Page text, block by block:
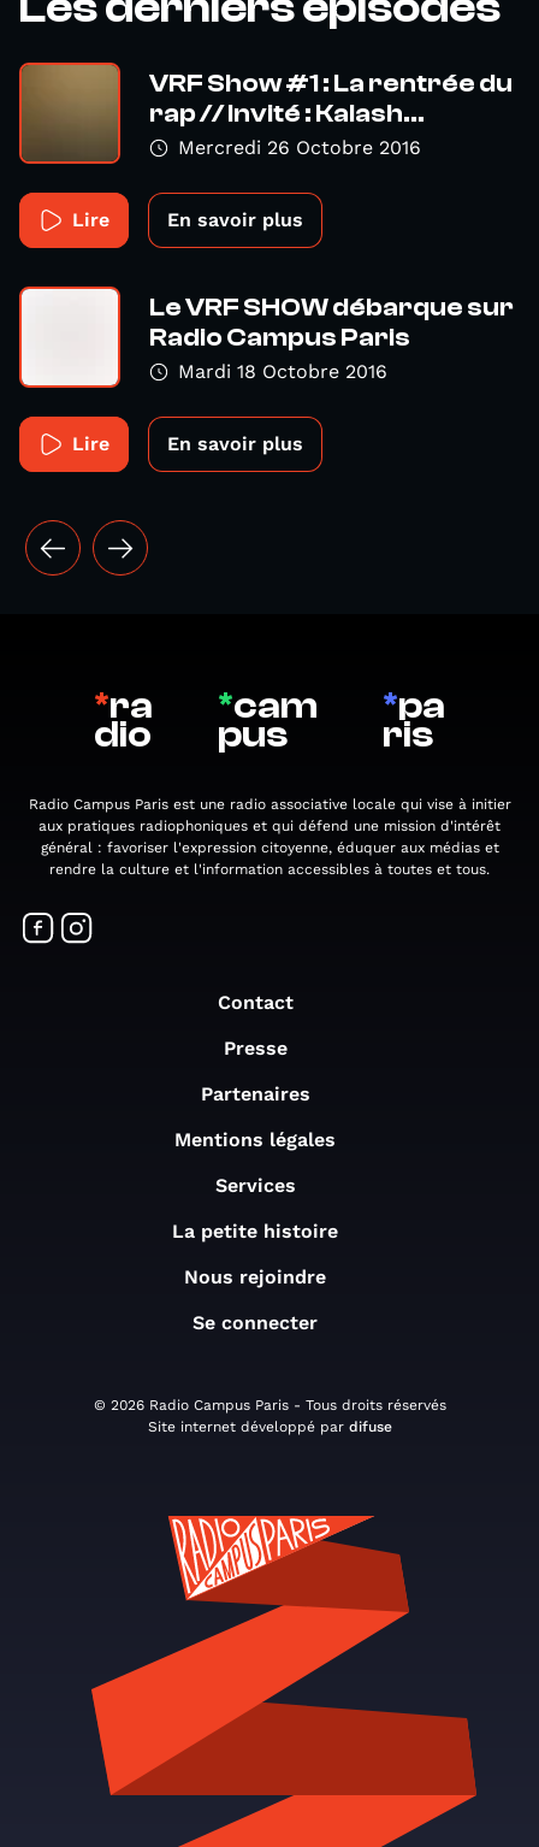
VRF Show #1 : La rentrée du
rap // Invité : Kalash...
Mercredi 26 Octobre 2016
Lire En savoir plus
Le VRF SHOW débarque sur
Radio Campus Paris
Mardi 18 Octobre 2016
Lire En savoir plus
*ra
dio
*cam
pus
*pa
ris
Radio Campus Paris est une radio associative locale qui vise à initier
aux pratiques radiophoniques et qui défend une mission d'intérêt
général : favoriser l'expression citoyenne, éduquer aux médias et
rendre la culture et l'information accessibles à toutes et tous.
Contact
Presse
Partenaires
Mentions légales
Services
La petite histoire
Nous rejoindre
Se connecter
© 2026 Radio Campus Paris - Tous droits réservés
Site internet développé par difuse